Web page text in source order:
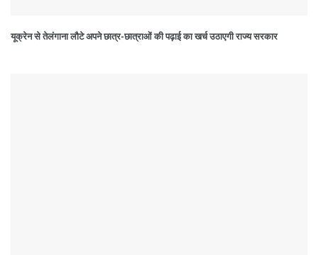
यूक्रेन से तेलंगाना लौटे अपने छात्र-छात्राओं की पढ़ाई का खर्च उठाएगी राज्य सरकार